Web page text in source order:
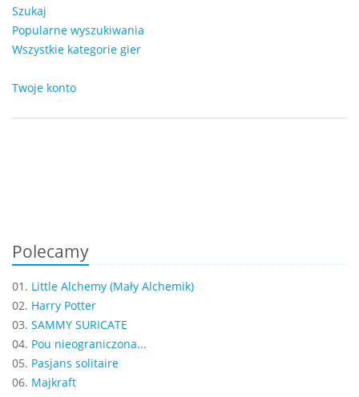
Szukaj
Popularne wyszukiwania
Wszystkie kategorie gier
Twoje konto
Polecamy
01. Little Alchemy (Mały Alchemik)
02. Harry Potter
03. SAMMY SURICATE
04. Pou nieograniczona...
05. Pasjans solitaire
06. Majkraft